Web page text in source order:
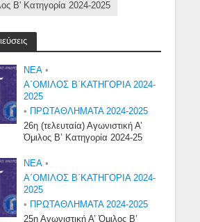
Β' Κατηγορία 2024-2025
NEA •
Α΄ΟΜΙΛΟΣ Β΄ΚΑΤΗΓΟΡΙΑ 2024-
2025
•
ΠΡΩΤΑΘΛΗΜΑΤΑ 2024-2025
26η (τελευταία) Αγωνιστική Α’
Όμιλος Β’ Κατηγορία 2024-25
NEA •
Α΄ΟΜΙΛΟΣ Β΄ΚΑΤΗΓΟΡΙΑ 2024-
2025
•
ΠΡΩΤΑΘΛΗΜΑΤΑ 2024-2025
25η Αγωνιστική Α’ Όμιλος Β’